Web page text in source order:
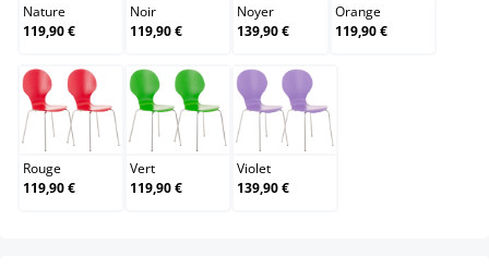
Nature
119,90 €
Noir
119,90 €
Noyer
139,90 €
Orange
119,90 €
Rouge
Rouge
119,90 €
Vert
Vert
119,90 €
Violet
Violet
139,90 €